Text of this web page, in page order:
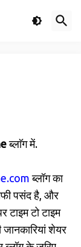
ब्लाॅग में.
ब्लॉग का
पसंद है, और
टाइम टो टाइम
शेयर